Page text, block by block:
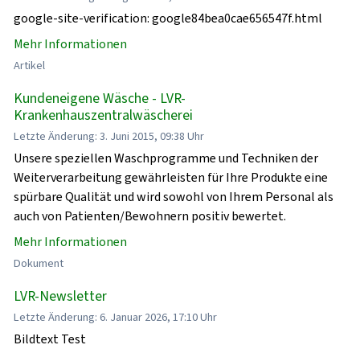
google-site-verification: google84bea0cae656547f.html
Mehr Informationen
Artikel
Kundeneigene Wäsche - LVR-
Krankenhauszentralwäscherei
Letzte Änderung: 3. Juni 2015, 09:38 Uhr
Unsere speziellen Waschprogramme und Techniken der
Weiterverarbeitung gewährleisten für Ihre Produkte eine
spürbare Qualität und wird sowohl von Ihrem Personal als
auch von Patienten/Bewohnern positiv bewertet.
Mehr Informationen
Dokument
LVR-Newsletter
Letzte Änderung: 6. Januar 2026, 17:10 Uhr
Bildtext Test